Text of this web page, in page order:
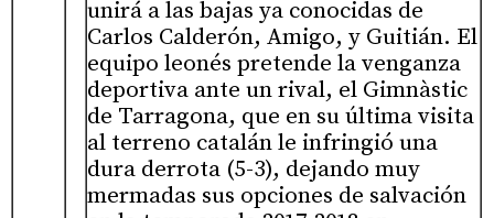
unirá a las bajas ya conocidas de
Carlos Calderón, Amigo, y Guitián. El
equipo leonés pretende la venganza
deportiva ante un rival, el Gimnàstic
de Tarragona, que en su última visita
al terreno catalán le infringió una
dura derrota (5-3), dejando muy
mermadas sus opciones de salvación